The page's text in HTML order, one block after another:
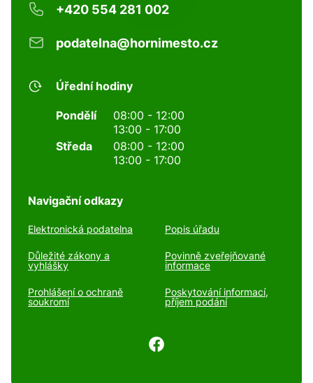
+420 554 281 002
podatelna@hornimesto.cz
Úřední hodiny
Pondělí
08:00 - 12:00
13:00 - 17:00
Středa
08:00 - 12:00
13:00 - 17:00
Navigační odkazy
Elektronická podatelna Popis úřadu
Důležité zákony a
vyhlášky
Povinně zveřejňované
informace
Prohlášení o ochraně
soukromí
Poskytování informací,
příjem podání